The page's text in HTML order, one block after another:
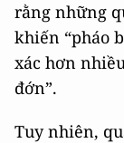
rằng những
khiến “pháo
xác hơn
đớn”.
Tuy nhiên,